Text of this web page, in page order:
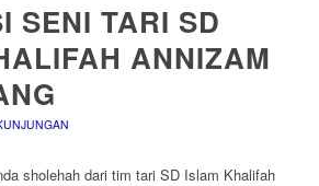
SENI TARI SD
ANNIZAM
sholehah dari tim tari SD Islam Khalifah